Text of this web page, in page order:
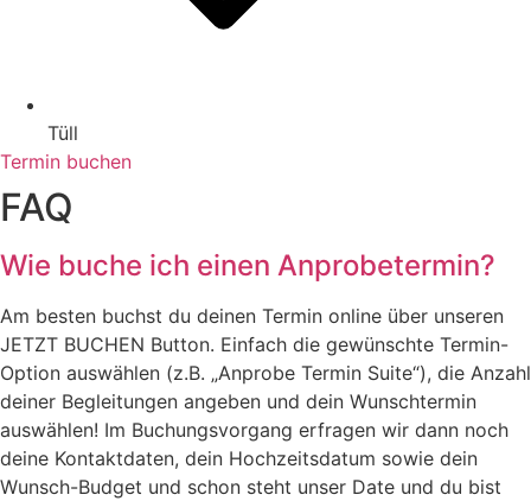
Tüll
Termin buchen
FAQ
Wie buche ich einen Anprobetermin?
Am besten buchst du deinen Termin online über unseren
JETZT BUCHEN Button. Einfach die gewünschte Termin-
Option auswählen (z.B. „Anprobe Termin Suite“), die Anzahl
deiner Begleitungen angeben und dein Wunschtermin
auswählen! Im Buchungsvorgang erfragen wir dann noch
deine Kontaktdaten, dein Hochzeitsdatum sowie dein
Wunsch-Budget und schon steht unser Date und du bist